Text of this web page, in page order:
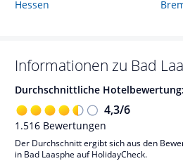
Hessen
Informationen zu Bad
Durchschnittliche Hotelbewertung:
4,3/6
1.516 Bewertungen
Der Durchschnitt ergibt sich aus den
in Bad Laasphe auf HolidayCheck.